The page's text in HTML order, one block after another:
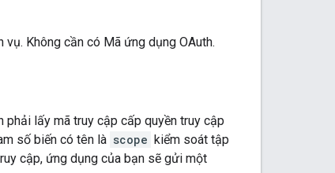
Không cần có Mã ứng dụng OAuth.
phải lấy mã truy cập cấp quyền truy cập
số biến có tên là scope kiểm soát tập
cập, ứng dụng của bạn sẽ gửi một